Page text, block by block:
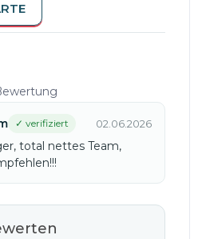
✓ verifiziert 02.06.2026
total nettes Team,